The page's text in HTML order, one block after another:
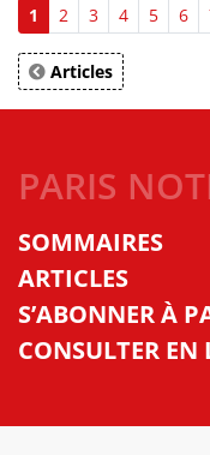
1 2 3 4 5 6
Articles
PARIS
SOMMAIRES
ARTICLES
S’ABONNER À
CONSULTER EN